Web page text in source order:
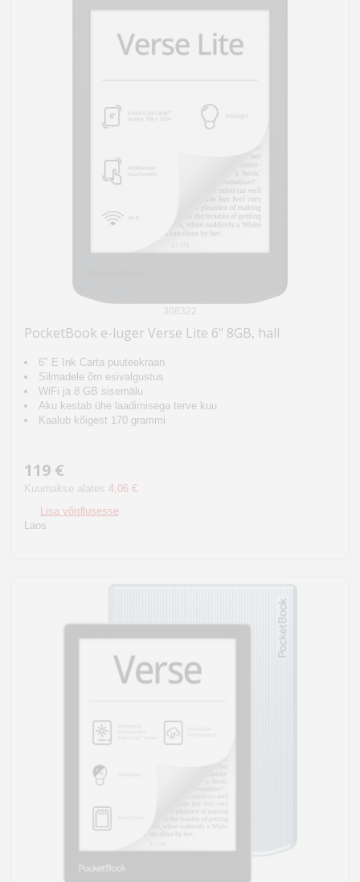
308322
PocketBook e-luger Verse Lite 6" 8GB, hall
6" E Ink Carta puuteekraan
Silmadele õrn esivalgustus
WiFi ja 8 GB sisemälu
Aku kestab ühe laadimisega terve kuu
Kaalub kõigest 170 grammi
119 €
Kuumakse alates 4,06 €
Lisa võrdlusesse
Laos